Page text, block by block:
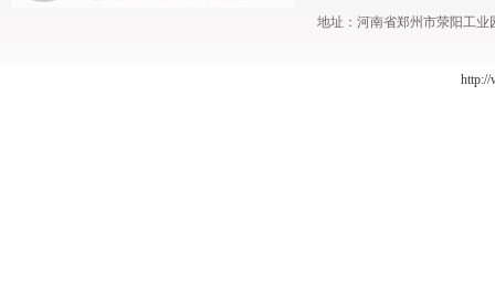
地址：河南省郑州市荥阳工业
http://